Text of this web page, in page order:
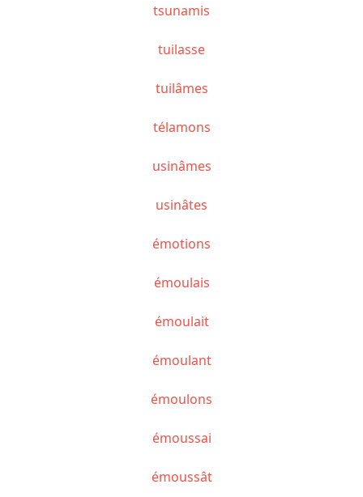
tsunamis
tuilasse
tuilâmes
télamons
usinâmes
usinâtes
émotions
émoulais
émoulait
émoulant
émoulons
émoussai
émoussât